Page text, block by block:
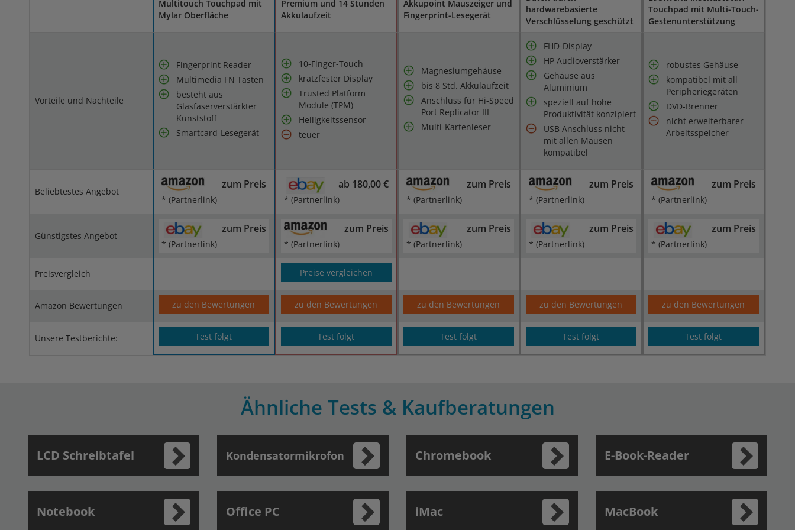
Multitouch Touchpad mit
Mylar Oberfläche
Premium und 14 Stunden
Akkulaufzeit
Akkupoint Mauszeiger und
Fingerprint-Lesegerät
hardwarebasierte
Verschlüsselung geschützt
Touchpad mit Multi-Touch-
Gestenunterstützung
Vorteile und Nachteile
Fingerprint Reader
Multimedia FN Tasten
besteht aus
Glasfaserverstärkter
Kunststoff
Smartcard-Lesegerät
10-Finger-Touch
kratzfester Display
Trusted Platform
Module (TPM)
Helligkeitssensor
teuer
Magnesiumgehäuse
bis 8 Std. Akkulaufzeit
Anschluss für Hi-Speed
Port Replicator III
Multi-Kartenleser
FHD-Display
HP Audioverstärker
Gehäuse aus
Aluminium
speziell auf hohe
Produktivität konzipiert
USB Anschluss nicht
mit allen Mäusen
kompatibel
robustes Gehäuse
kompatibel mit all
Peripheriegeräten
DVD-Brenner
nicht erweiterbarer
Arbeitsspeicher
Beliebtestes Angebot
zum Preis
* (Partnerlink)
ab 180,00 €
* (Partnerlink)
zum Preis
* (Partnerlink)
zum Preis
* (Partnerlink)
zum Preis
* (Partnerlink)
Günstigstes Angebot
zum Preis
* (Partnerlink)
zum Preis
* (Partnerlink)
zum Preis
* (Partnerlink)
zum Preis
* (Partnerlink)
zum Preis
* (Partnerlink)
Preisvergleich Preise vergleichen
Amazon Bewertungen zu den Bewertungen zu den Bewertungen zu den Bewertungen zu den Bewertungen zu den Bewertungen
Unsere Testberichte: Test folgt Test folgt Test folgt Test folgt Test folgt
Ähnliche Tests & Kaufberatungen
LCD Schreibtafel Kondensatormikrofon Chromebook E-Book-Reader
Notebook Office PC iMac MacBook